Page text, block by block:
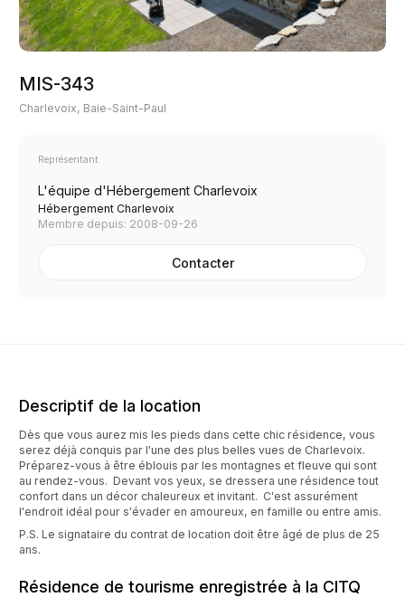
MIS-343
Charlevoix, Baie-Saint-Paul
Représentant
L'équipe d'Hébergement Charlevoix
Hébergement Charlevoix
Membre depuis: 2008-09-26
Contacter
Descriptif de la location
Dès que vous aurez mis les pieds dans cette chic résidence, vous
serez déjà conquis par l'une des plus belles vues de Charlevoix.
Préparez-vous à être éblouis par les montagnes et fleuve qui sont
au rendez-vous. Devant vos yeux, se dressera une résidence tout
confort dans un décor chaleureux et invitant. C'est assurément
l'endroit idéal pour s'évader en amoureux, en famille ou entre amis.
P.S. Le signataire du contrat de location doit être âgé de plus de 25
ans.
Résidence de tourisme enregistrée à la CITQ